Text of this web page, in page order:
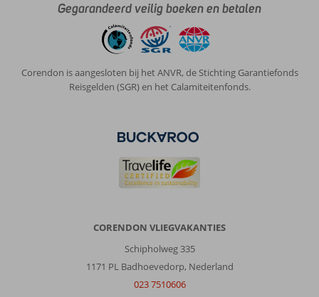
Gegarandeerd veilig boeken en betalen
Corendon is aangesloten bij het ANVR, de Stichting Garantiefonds
Reisgelden (SGR) en het Calamiteitenfonds.
CORENDON VLIEGVAKANTIES
Schipholweg 335
1171 PL Badhoevedorp, Nederland
023 7510606